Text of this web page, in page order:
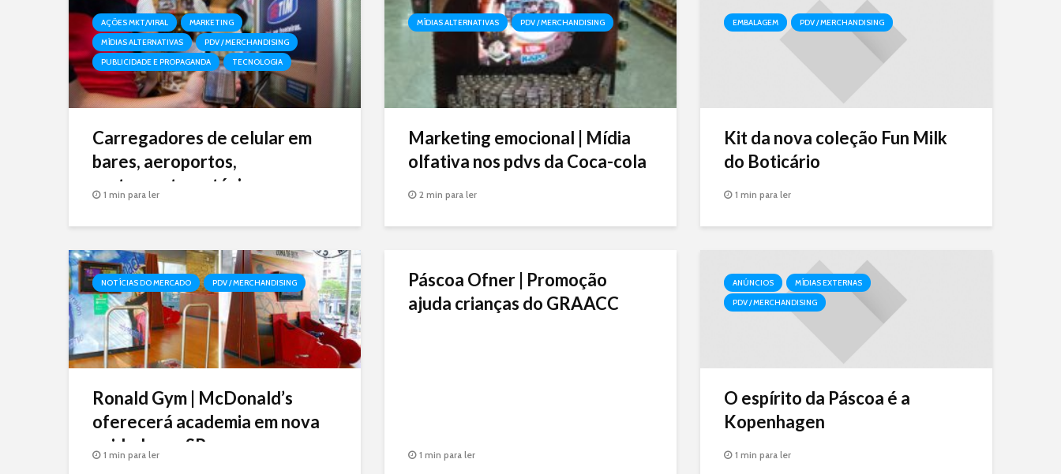
AÇÕES MKT/VIRAL
MARKETING
MÍDIAS ALTERNATIVAS
PDV / MERCHANDISING
PUBLICIDADE E PROPAGANDA
TECNOLOGIA
Carregadores de celular em
bares, aeroportos,
restaurantes e táxis
1 min para ler
MÍDIAS ALTERNATIVAS PDV / MERCHANDISING
Marketing emocional | Mídia
olfativa nos pdvs da Coca-cola
2 min para ler
EMBALAGEM PDV / MERCHANDISING
Kit da nova coleção Fun Milk
do Boticário
1 min para ler
NOTÍCIAS DO MERCADO PDV / MERCHANDISING
Ronald Gym | McDonald’s
oferecerá academia em nova
unidade em SP
1 min para ler
Páscoa Ofner | Promoção
ajuda crianças do GRAACC
1 min para ler
ANÚNCIOS
MÍDIAS EXTERNAS
PDV / MERCHANDISING
O espírito da Páscoa é a
Kopenhagen
1 min para ler